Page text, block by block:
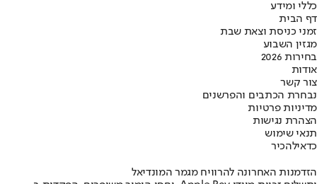
כללי ומידע
דף הבית
זמני כניסת וצאת שבת
מגזין השבוע
בחירות 2026
אודות
צור קשר
נבחרת הכתבים והפרשנים
מדיניות פרטיות
הצהרת נגישות
תנאי שימוש
כדאילהכיר
הזדמנות האחרונה להרוויח מגמר המונדיאל